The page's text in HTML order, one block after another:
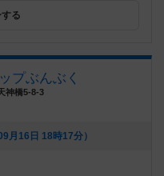
る
プぶんぶく
神橋5-8-3
月16日 18時17分）